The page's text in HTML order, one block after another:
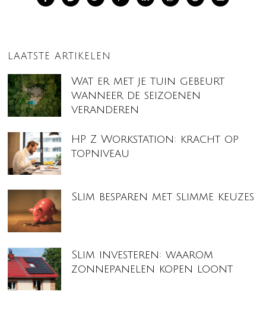
LAATSTE ARTIKELEN
Wat er met je tuin gebeurt
wanneer de seizoenen
veranderen
HP Z Workstation: kracht op
topniveau
Slim besparen met slimme keuzes
Slim investeren: waarom
zonnepanelen kopen loont